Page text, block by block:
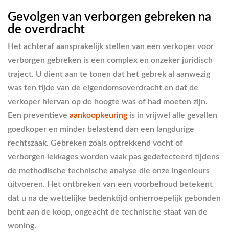
Gevolgen van verborgen gebreken na
de overdracht
Het achteraf aansprakelijk stellen van een verkoper voor
verborgen gebreken is een complex en onzeker juridisch
traject. U dient aan te tonen dat het gebrek al aanwezig
was ten tijde van de eigendomsoverdracht en dat de
verkoper hiervan op de hoogte was of had moeten zijn.
Een preventieve aankoopkeuring is in vrijwel alle gevallen
goedkoper en minder belastend dan een langdurige
rechtszaak. Gebreken zoals optrekkend vocht of
verborgen lekkages worden vaak pas gedetecteerd tijdens
de methodische technische analyse die onze ingenieurs
uitvoeren. Het ontbreken van een voorbehoud betekent
dat u na de wettelijke bedenktijd onherroepelijk gebonden
bent aan de koop, ongeacht de technische staat van de
woning.